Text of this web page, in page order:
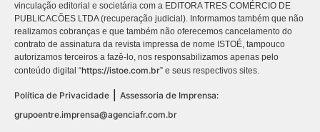
vinculação editorial e societária com a EDITORA TRES COMÉRCIO DE
PUBLICACÕES LTDA (recuperação judicial). Informamos também que não
realizamos cobranças e que também não oferecemos cancelamento do
contrato de assinatura da revista impressa de nome ISTOÉ, tampouco
autorizamos terceiros a fazê-lo, nos responsabilizamos apenas pelo
conteúdo digital “https://istoe.com.br” e seus respectivos sites.
Política de Privacidade
Assessoria de Imprensa:
grupoentre.imprensa@agenciafr.com.br